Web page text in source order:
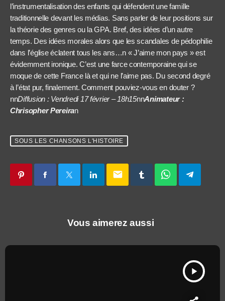
l’instrumentalisation des enfants qui défendent une famille
traditionnelle devant les médias. Sans parler de leur positions sur
la théorie des genres ou la GPA. Bref, des idées d’un autre
temps. Des idées morales alors que les scandales de pédophilie
dans l’église éclatent tous les ans…n « J’aime mon pays » est
évidemment ironique. C’est une farce contemporaine qui se
moque de cette France là et qui ne l’aime pas. Du second degré
à l’état pur, finalement. Comment pouviez-vous en douter ?
nnDiffusion : Vendredi 17 février – 18h15nnAnimateur :
Chrisopher Pereiran
SOUS LES CHANSONS L'HISTOIRE
email
Vous aimerez aussi
play_arrow